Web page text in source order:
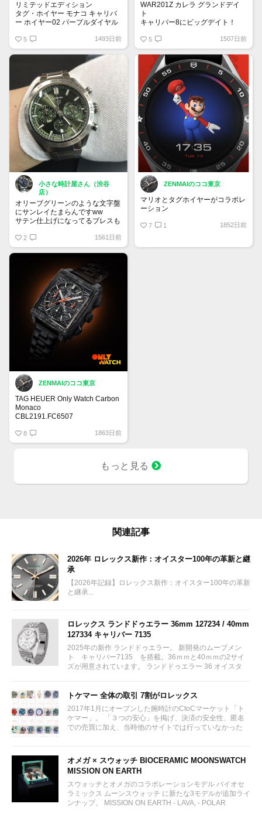
リミテッドエディション
タグ・ホイヤー モナコ キャリバ
ー ホイヤー02 パープルダイヤル
自動巻クロノグラフ - 直径39 mm
CBL2118.FC6518
パープル来そうですよね！
5 1493日前
WAR201Z カレラ グランドデイ
ト
キャリバー8にビッグデイト！
象 5 1507日前
小さな時計屋さん（渋谷
店）
オリーブグリーンのような文字盤
にサンレイたまらんですww
サテン仕上げになってるブレスも
2 1561日前
ZENMAIのココ東京
マリオとタグホイヤーがコラボレ
ーション
7 1 1852日前
ZENMAIのココ東京
TAG HEUER Only Watch Carbon
Monaco
CBL2191.FC6507
金属製のブレスレットを思わせる
ハンドメイドレザー
8 1863日前
もっと見る
関連記事
2026年 ロレックス新作：オイスター100年の革新と継
承
【2026年記録】ロレックス新作：オイスター100年の革新
と継承...
ロレックス ランドドゥエラー 36mm 127234 / 40mm
127334 キャリバー 7135
2025年の新作 ランドドゥエラー。 新開発のムーブメン
ト キャリバー7135 を搭載。36ｍｍと40ｍｍの2サイ
ズが用意されています。 ランドドゥエラー 36 オイスタ
トケマー 全体の取引 7割がロレックス
2017年1月にオープンした腕時計のCtoCマーケット「ト
ケマー」。 「３つの安心」を掲げ、決済の安全性、匿名
での売買に加え、当時他のサイトでは行っていなかった
オメガ × スウォッチ BIOCERAMIC MOONSWATCH
MISSION ON EARTH
スウォッチとオメガのコラボレーションモデル バイオセ
ラミックス ムーンスウォッチ に新たな3モデルが追加ライ
ンナップ。 MISSION ON EARTH - LAVA, - POLAR